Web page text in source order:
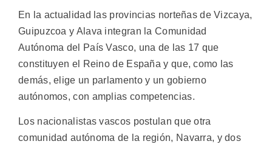
En la actualidad las provincias norteñas de Vizcaya,
Guipuzcoa y Alava integran la Comunidad
Autónoma del País Vasco, una de las 17 que
constituyen el Reino de España y que, como las
demás, elige un parlamento y un gobierno
autónomos, con amplias competencias.
Los nacionalistas vascos postulan que otra
comunidad autónoma de la región, Navarra, y dos